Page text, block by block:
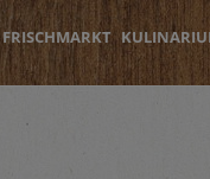
FRISCHMARKT